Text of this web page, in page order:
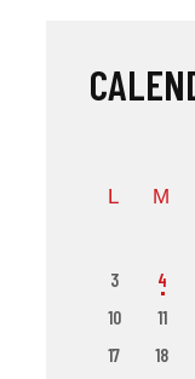
L M
3
4
10
11
17
18